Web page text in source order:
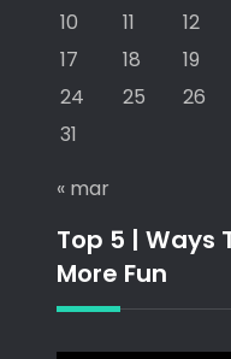
10
11 12
17
18 19
24
25 26
31
« mar
Top 5 | Ways
More Fun